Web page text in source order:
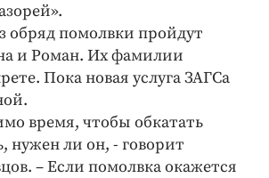
обряд помолвки пройдут
и Роман. Их фамилии
Пока новая услуга ЗАГСа
время, чтобы обкатать
нужен ли он, - говорит
– Если помолвка окажется